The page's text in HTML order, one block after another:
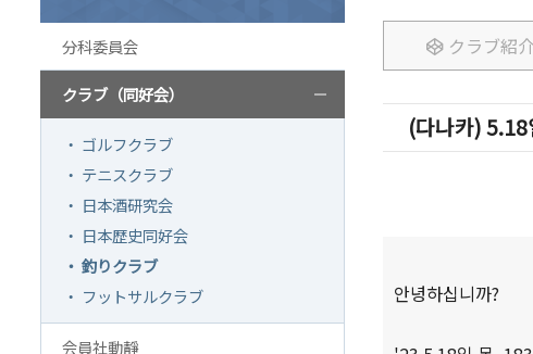
ご挨拶
設立目的/沿革
定款
組織図
アクセス
韓国貿易協会 東京支部
韓企連会員
会員社検
分科委員会
クラブ（同好会）
・ ゴルフクラブ
・ テニスクラブ
・ 日本酒研究会
・ 日本歴史同好会
・ 釣りクラブ
・ フットサルクラブ
会員社動靜
クラブ紹
(다나카) 5.18
안녕하십니까?